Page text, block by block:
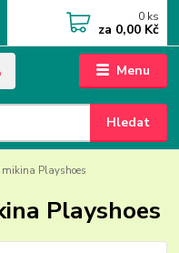
Menu
Hledat
0 ks
za 0,00 Kč
mikina Playshoes
Playshoes